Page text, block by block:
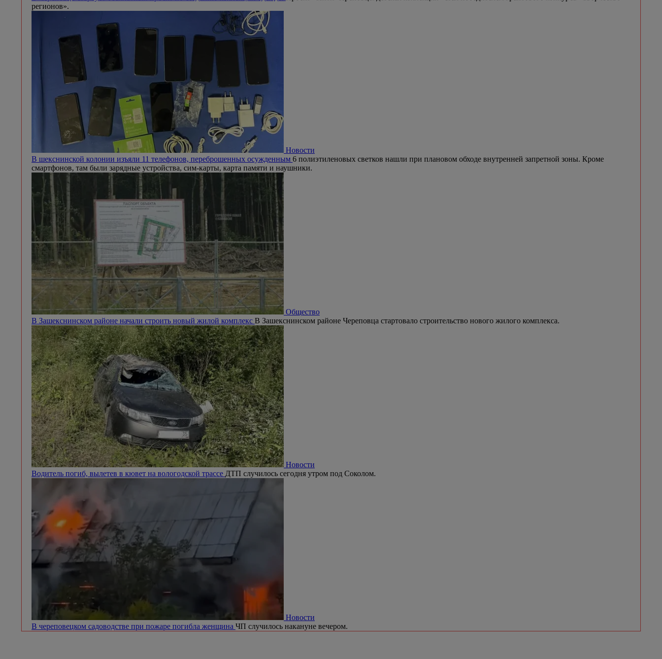
регионов».
Новости
В шекснинской колонии изъяли 11 телефонов, переброшенных осужденным 6 полиэтиленовых светков нашли при плановом обходе внутренней запретной зоны. Кроме
смартфонов, там были зарядные устройства, сим-карты, карта памяти и наушники.
Общество
В Зашекснинском районе начали строить новый жилой комплекс В Зашекснинском районе Череповца стартовало строительство нового жилого комплекса.
Новости
Водитель погиб, вылетев в кювет на вологодской трассе ДТП случилось сегодня утром под Соколом.
Новости
В череповецком садоводстве при пожаре погибла женщина ЧП случилось накануне вечером.